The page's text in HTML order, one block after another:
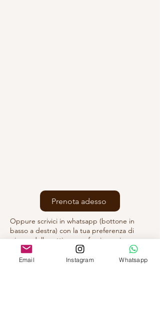
Prenota adesso
Oppure scrivici in whatsapp (bottone in
basso a destra) con la tua preferenza di
giorno della settimana e fascia oraria
Email Instagram Whatsapp